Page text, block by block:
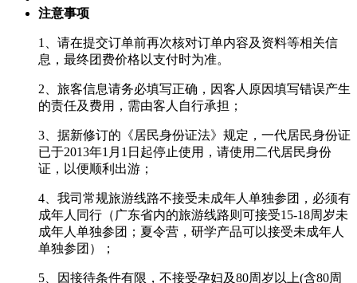
注意事项
1、请在提交订单前再次核对订单内容及资料等相关信
息，最终团费价格以支付时为准。
2、旅客信息请务必填写正确，因客人原因填写错误产生
的责任及费用，需由客人自行承担；
3、据新修订的《居民身份证法》规定，一代居民身份证
已于2013年1月1日起停止使用，请使用二代居民身份
证，以便顺利出游；
4、我司常规旅游线路不接受未成年人单独参团，必须有
成年人同行（广东省内的旅游线路则可接受15-18周岁未
成年人单独参团；夏令营，研学产品可以接受未成年人
单独参团）；
5、因接待条件有限，不接受孕妇及80周岁以上(含80周